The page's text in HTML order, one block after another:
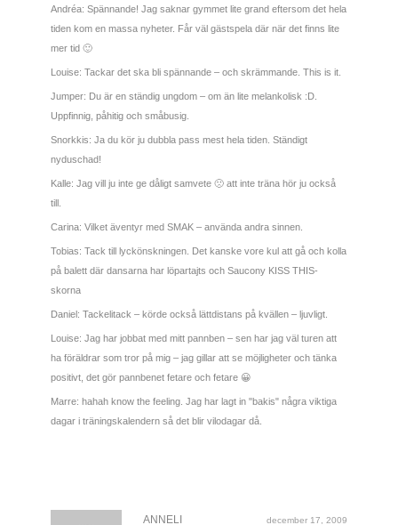
Andréa: Spännande! Jag saknar gymmet lite grand eftersom det hela
tiden kom en massa nyheter. Får väl gästspela där när det finns lite
mer tid 🙂
Louise: Tackar det ska bli spännande – och skrämmande. This is it.
Jumper: Du är en ständig ungdom – om än lite melankolisk :D.
Uppfinnig, påhitig och småbusig.
Snorkkis: Ja du kör ju dubbla pass mest hela tiden. Ständigt
nyduschad!
Kalle: Jag vill ju inte ge dåligt samvete 🙁 att inte träna hör ju också
till.
Carina: Vilket äventyr med SMAK – använda andra sinnen.
Tobias: Tack till lyckönskningen. Det kanske vore kul att gå och kolla
på balett där dansarna har löpartajts och Saucony KISS THIS-
skorna
Daniel: Tackelitack – körde också lättdistans på kvällen – ljuvligt.
Louise: Jag har jobbat med mitt pannben – sen har jag väl turen att
ha föräldrar som tror på mig – jag gillar att se möjligheter och tänka
positivt, det gör pannbenet fetare och fetare 😀
Marre: hahah know the feeling. Jag har lagt in "bakis" några viktiga
dagar i träningskalendern så det blir vilodagar då.
december 17, 2009
ANNELI